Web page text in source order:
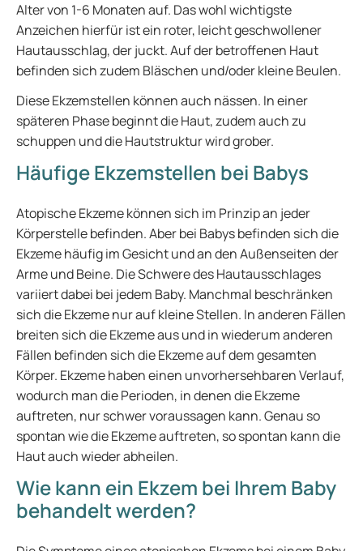
Alter von 1-6 Monaten auf. Das wohl wichtigste
Anzeichen hierfür ist ein roter, leicht geschwollener
Hautausschlag, der juckt. Auf der betroffenen Haut
befinden sich zudem Bläschen und/oder kleine Beulen.
Diese Ekzemstellen können auch nässen. In einer
späteren Phase beginnt die Haut, zudem auch zu
schuppen und die Hautstruktur wird grober.
Häufige Ekzemstellen bei Babys
Atopische Ekzeme können sich im Prinzip an jeder
Körperstelle befinden. Aber bei Babys befinden sich die
Ekzeme häufig im Gesicht und an den Außenseiten der
Arme und Beine. Die Schwere des Hautausschlages
variiert dabei bei jedem Baby. Manchmal beschränken
sich die Ekzeme nur auf kleine Stellen. In anderen Fällen
breiten sich die Ekzeme aus und in wiederum anderen
Fällen befinden sich die Ekzeme auf dem gesamten
Körper. Ekzeme haben einen unvorhersehbaren Verlauf,
wodurch man die Perioden, in denen die Ekzeme
auftreten, nur schwer voraussagen kann. Genau so
spontan wie die Ekzeme auftreten, so spontan kann die
Haut auch wieder abheilen.
Wie kann ein Ekzem bei Ihrem Baby
behandelt werden?